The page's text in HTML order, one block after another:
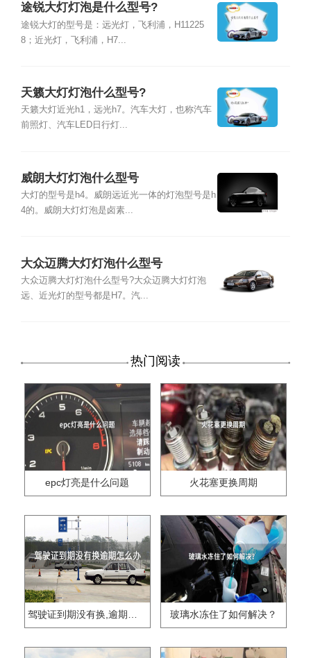
途锐大灯灯泡是什么型号?
途锐大灯的型号是：远光灯，飞利浦，H11225
8；近光灯，飞利浦，H7...
天籁大灯灯泡什么型号?
天籁大灯近光h1，远光h7。汽车大灯，也称汽车
前照灯、汽车LED日行灯...
威朗大灯灯泡什么型号
大灯的型号是h4。威朗远近光一体的灯泡型号是h
4的。威朗大灯灯泡是卤素...
大众迈腾大灯灯泡什么型号
大众迈腾大灯灯泡什么型号?大众迈腾大灯灯泡
远、近光灯的型号都是H7。汽...
热门阅读
epc灯亮是什么问题 火花塞更换周期
驾驶证到期没有换,逾期怎么办?? 玻璃水冻住了如何解决？